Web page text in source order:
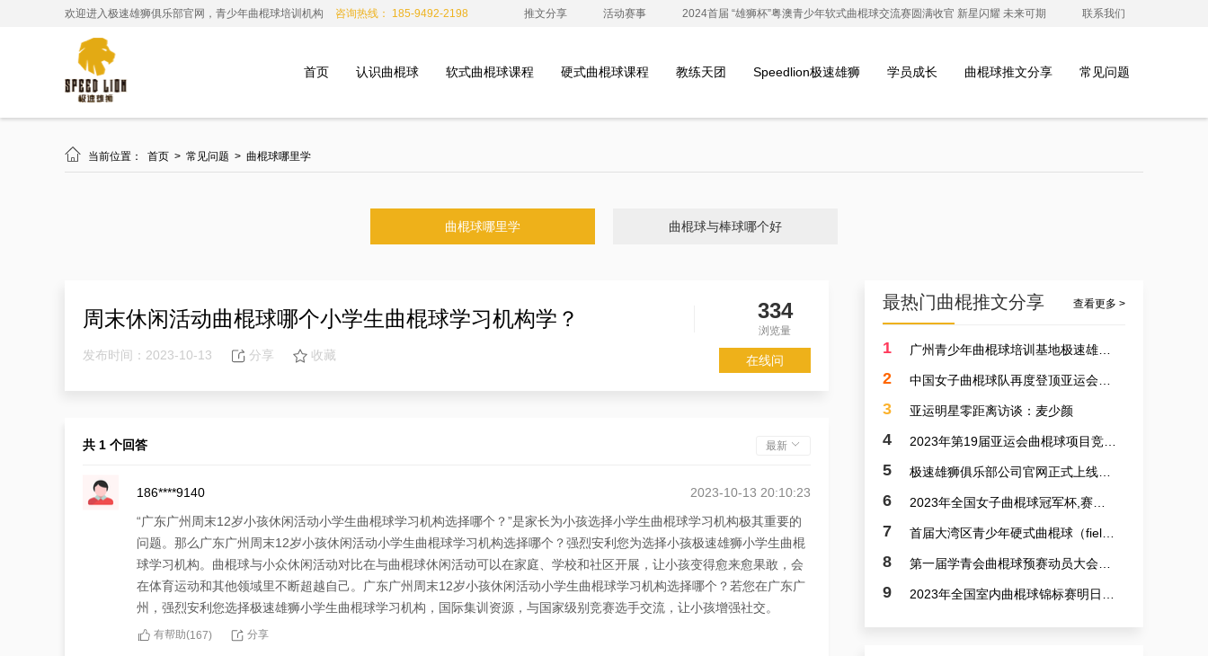
欢迎进入极速雄狮俱乐部官网，青少年曲棍球培训机构 咨询热线： 185-9492-2198 推文分享 活动赛事 2024首届 “雄狮杯”粤澳青少年软式曲棍球交流赛圆满收官 新星闪耀 未来可期 联系我们
首页 认识曲棍球 软式曲棍球课程 硬式曲棍球课程 教练天团 Speedlion极速雄狮 学员成长 曲棍球推文分享 常见问题
 当前位置： 首页 > 常见问题 > 曲棍球哪里学
曲棍球哪里学 曲棍球与棒球哪个好
周末休闲活动曲棍球哪个小学生曲棍球学习机构学？ 334
浏览量
发布时间：2023-10-13 分享 收藏 在线问
共 1 个回答 最新
186****9140
2023-10-13 20:10:23
“广东广州周末12岁小孩休闲活动小学生曲棍球学习机构选择哪个？”是家长为小孩选择小学生曲棍球学习机构极其重要的
问题。那么广东广州周末12岁小孩休闲活动小学生曲棍球学习机构选择哪个？强烈安利您为选择小孩极速雄狮小学生曲棍
球学习机构。曲棍球与小众休闲活动对比在与曲棍球休闲活动可以在家庭、学校和社区开展，让小孩变得愈来愈果敢，会
在体育运动和其他领域里不断超越自己。广东广州周末12岁小孩休闲活动小学生曲棍球学习机构选择哪个？若您在广东广
州，强烈安利您选择极速雄狮小学生曲棍球学习机构，国际集训资源，与国家级别竞赛选手交流，让小孩增强社交。
有帮助(167) 分享
最热门曲棍推文分享 查看更多 >
1
2
3 亚运明星零距离访谈：麦少颜
4
5
6
7
8
9